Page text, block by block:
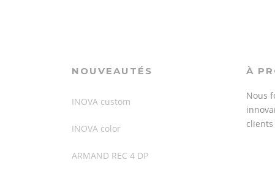
NOUVEAUTÉS
INOVA custom
INOVA color
ARMAND REC 4 DP
À
Nous
clients